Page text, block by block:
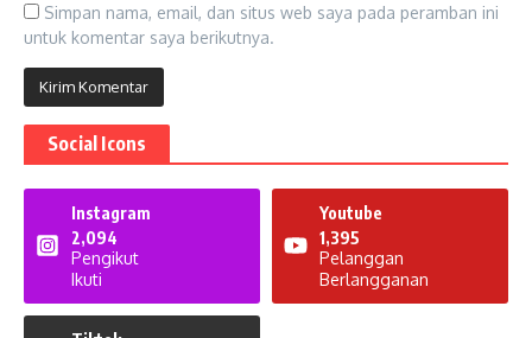
Simpan nama, email, dan situs web saya pada peramban ini
untuk komentar saya berikutnya.
Social Icons
Instagram
2,094
Pengikut
Ikuti
Youtube
1,395
Pelanggan
Berlangganan